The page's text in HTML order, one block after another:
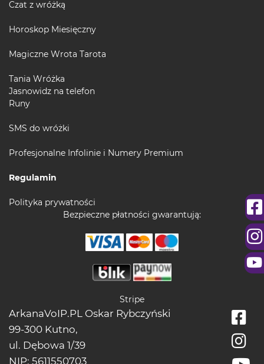
Czat z wróżką
Horoskop Miesięczny
Magiczne Wrota Tarota
Tania Wróżka
Jasnowidz na telefon
Runy
SMS do wróżki
Profesjonalne Infolinie i Numery Premium
Regulamin
Polityka prywatności
Bezpieczne płatności gwarantują:
Stripe
ArkanaVoIP.PL Oskar Rybczyński
99-300 Kutno,
ul. Dębowa 1/39
NIP: 5611550703